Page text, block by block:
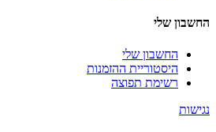
החשבון שלי
החשבון שלי
היסטוריית ההזמנות
רשימת תפוצה
נגישות